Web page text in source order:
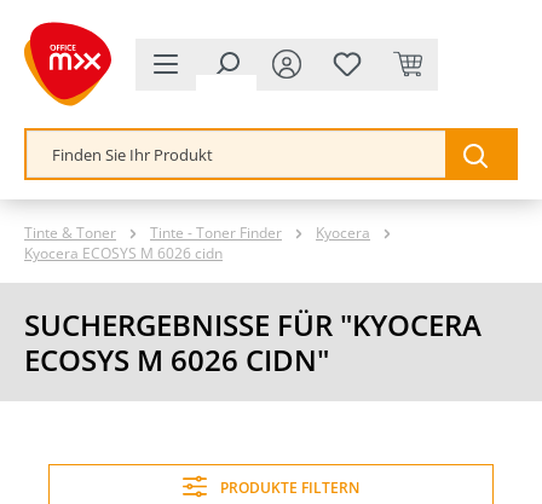
springen
Tinte & Toner Tinte - Toner Finder
Kyocera
Kyocera ECOSYS M 6026 cidn
SUCHERGEBNISSE FÜR "KYOCERA
ECOSYS M 6026 CIDN"
PRODUKTE FILTERN